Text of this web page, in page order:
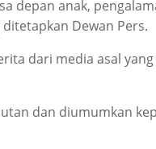
depan anak,
Dewan Pers.
dari media asal
dan diumumkan